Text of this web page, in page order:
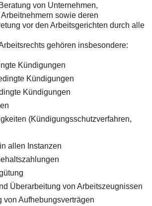
von Unternehmen,
sowie deren
vor den Arbeitsgerichten durch alle
gehören insbesondere:
Kündigungen
Kündigungen
Kündigungen
(Kündigungsschutzverfahren,
allen Instanzen
Überarbeitung von Arbeitszeugnissen
von Aufhebungsverträgen